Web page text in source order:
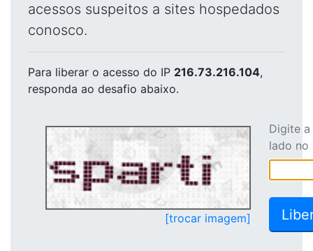
acessos suspeitos a sites hospedados
conosco.
Para liberar o acesso do IP 216.73.216.104,
responda ao desafio abaixo.
[trocar imagem]
Digite
lado no